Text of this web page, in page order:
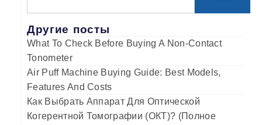
Другие посты
What To Check Before Buying A Non-Contact
Tonometer
Air Puff Machine Buying Guide: Best Models,
Features And Costs
Как Выбрать Аппарат Для Оптической
Когерентной Томографии (ОКТ)? (Полное